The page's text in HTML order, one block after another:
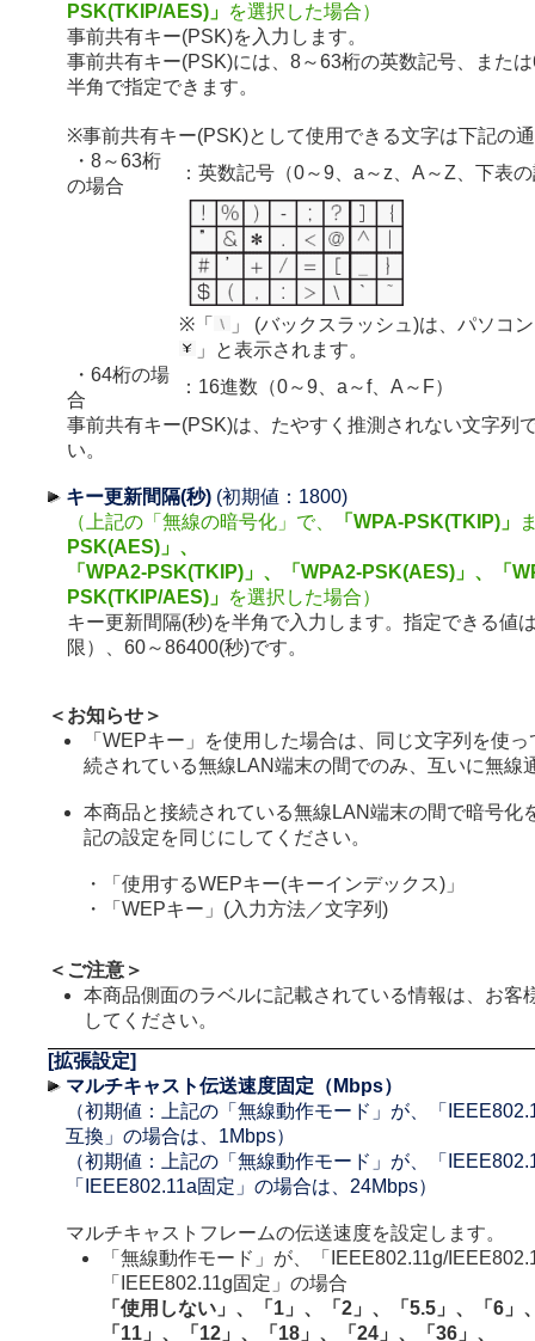
PSK(TKIP/AES)」 を選択した場合）
事前共有キー(PSK)を入力します。
事前共有キー(PSK)には、8～63桁の英数記号、また
半角で指定できます。
※事前共有キー(PSK)として使用できる文字は下記の
・8～63桁
の場合
：英数記号（0～9、a～z、A～Z、下表
※「
」 (バックスラッシュ)は、パソコ
」と表示されます。
・64桁の場
合
：16進数（0～9、a～f、A～F）
事前共有キー(PSK)は、たやすく推測されない文字列
い。
キー更新間隔(秒) (初期値：1800)
（上記の「無線の暗号化」で、
「WPA-PSK(TKIP)」
PSK(AES)」、
「WPA2-PSK(TKIP)」、「WPA2-PSK(AES)」、「
PSK(TKIP/AES)」 を選択した場合）
キー更新間隔(秒)を半角で入力します。指定できる値
限）、60～86400(秒)です。
＜お知らせ＞
「WEPキー」を使用した場合は、同じ文字列を使
続されている無線LAN端末の間でのみ、互いに無線
本商品と接続されている無線LAN端末の間で暗号化
記の設定を同じにしてください。
・「使用するWEPキー(キーインデックス)」
・「WEPキー」(入力方法／文字列)
＜ご注意＞
本商品側面のラベルに記載されている情報は、お客
してください。
[拡張設定]
マルチキャスト伝送速度固定（Mbps）
（初期値：上記の「無線動作モード」が、「
互換」の場合は、1Mbps）
（初期値：上記の「無線動作モード」が、「
「IEEE802.11a固定」の場合は、24Mbps）
マルチキャストフレームの伝送速度を設定します。
「無線動作モード」が、「IEEE802.11g/
「IEEE802.11g固定」の場合
「使用しない」、「1」、「2」、「5.5」、「6」
「11」、「12」、「18」、「24」、「36」、